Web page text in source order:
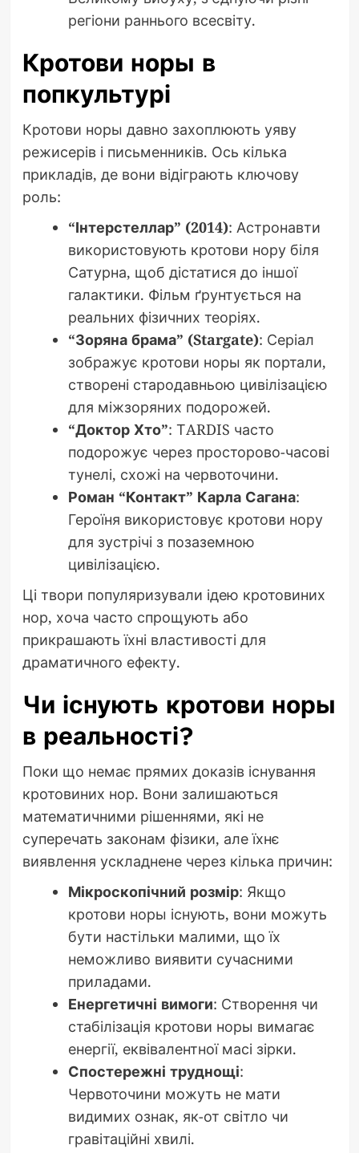
регіони раннього всесвіту.
Кротови норы в
попкультурі
Кротови норы давно захоплюють уяву
режисерів і письменників. Ось кілька
прикладів, де вони відіграють ключову
роль:
“Інтерстеллар” (2014): Астронавти
використовують кротови нору біля
Сатурна, щоб дістатися до іншої
галактики. Фільм ґрунтується на
реальних фізичних теоріях.
“Зоряна брама” (Stargate): Серіал
зображує кротови норы як портали,
створені стародавньою цивілізацією
для міжзоряних подорожей.
“Доктор Хто”: ТARDIS часто
подорожує через просторово-часові
тунелі, схожі на червоточини.
Роман “Контакт” Карла Сагана:
Героїня використовує кротови нору
для зустрічі з позаземною
цивілізацією.
Ці твори популяризували ідею кротовиних
нор, хоча часто спрощують або
прикрашають їхні властивості для
драматичного ефекту.
Чи існують кротови норы
в реальності?
Поки що немає прямих доказів існування
кротовиних нор. Вони залишаються
математичними рішеннями, які не
суперечать законам фізики, але їхнє
виявлення ускладнене через кілька причин:
Мікроскопічний розмір: Якщо
кротови норы існують, вони можуть
бути настільки малими, що їх
неможливо виявити сучасними
приладами.
Енергетичні вимоги: Створення чи
стабілізація кротови норы вимагає
енергії, еквівалентної масі зірки.
Спостережні труднощі:
Червоточини можуть не мати
видимих ознак, як-от світло чи
гравітаційні хвилі.